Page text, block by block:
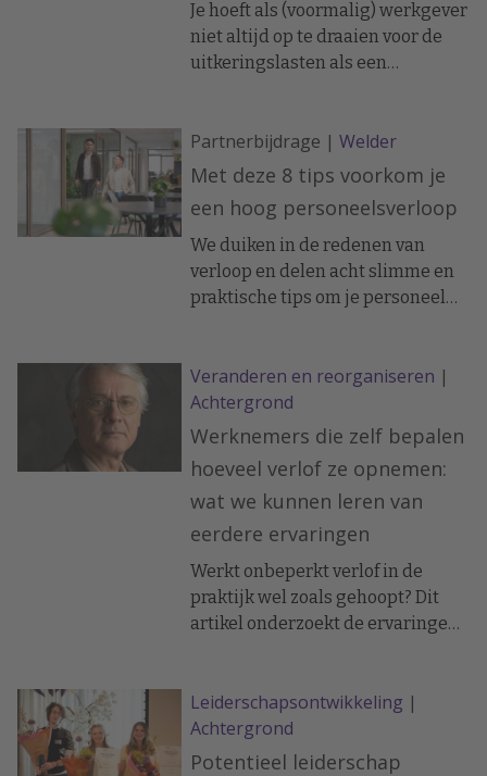
Je hoeft als (voormalig) werkgever
niet altijd op te draaien voor de
uitkeringslasten als een
dienstverband ziek wordt. Er kan
namelijk sprake zijn van een
andere rechtsgrond.
Partnerbijdrage | Welder
Met deze 8 tips voorkom je
een hoog personeelsverloop
We duiken in de redenen van
verloop en delen acht slimme en
praktische tips om je personeel
Veranderen en reorganiseren |
Achtergrond
Werknemers die zelf bepalen
hoeveel verlof ze opnemen:
wat we kunnen leren van
eerdere ervaringen
Werkt onbeperkt verlof in de
praktijk wel zoals gehoopt? Dit
artikel onderzoekt de ervaringen
kunnen leren.
Leiderschapsontwikkeling |
Achtergrond
Potentieel leiderschap